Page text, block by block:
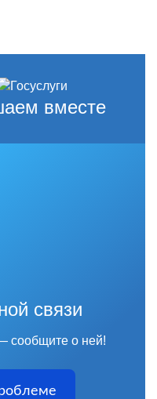
вместе
связи
сообщите о ней!